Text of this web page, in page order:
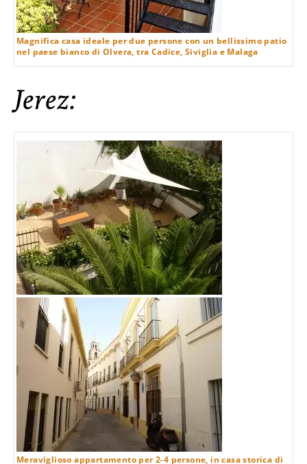
Magnifica casa ideale per due persone con un bellissimo patio
nel paese bianco di Olvera, tra Cadice, Siviglia e Malaga
Jerez:
Meraviglioso appartamento per 2-4 persone, in casa storica di